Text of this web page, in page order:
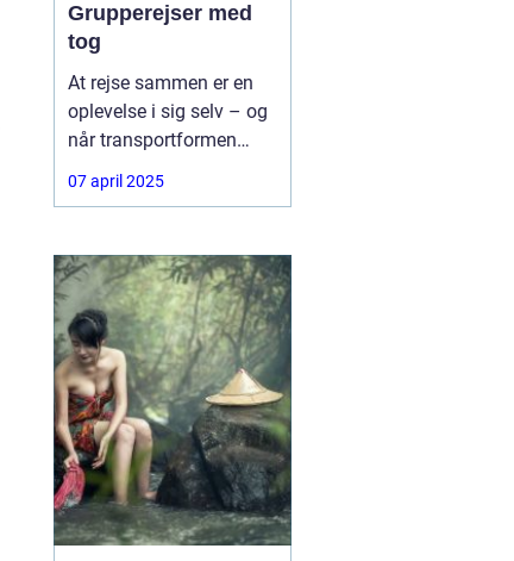
Grupperejser med
tog
At rejse sammen er en
oplevelse i sig selv – og
når transportformen
samtidig er både
komfortabel, bæredygtig
ikke meget bedre.
07 april 2025